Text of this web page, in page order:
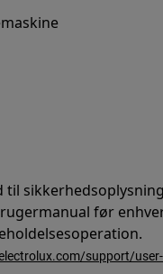
til
før
support/